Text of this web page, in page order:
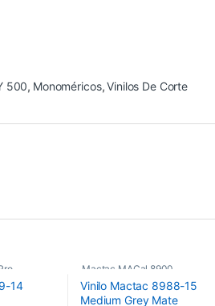
500, Monoméricos,Vinilos De Corte
Corte
14
Mactac MACal 8900
Monoméricos, Vinilos De Corte
Vinilo Mactac 8988-15
Medium Grey Mate